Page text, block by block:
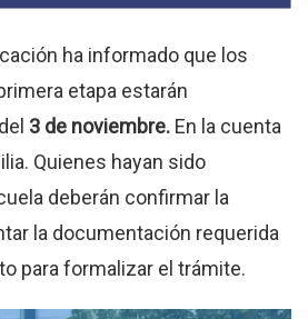
ha informado que los
etapa estarán
3 de noviembre. En la cuenta
Quienes hayan sido
deberán confirmar la
la documentación requerida
para formalizar el trámite.